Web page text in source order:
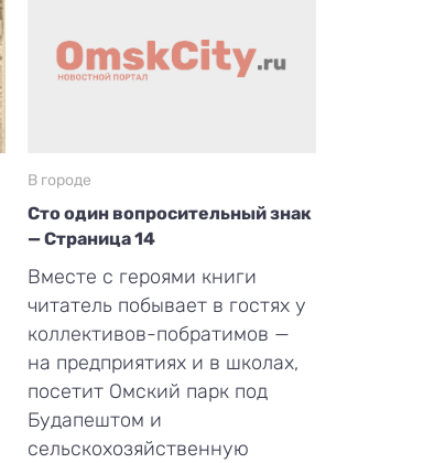
В городе
Сто один вопросительный знак
— Страница 14
Вместе с героями книги
читатель побывает в гостях у
коллективов-побратимов —
на предприятиях и в школах,
посетит Омский парк под
Будапештом и
сельскохозяйственную